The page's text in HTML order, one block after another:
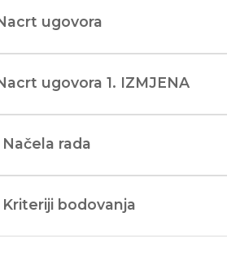
ugovora
ugovora 1. IZMJENA
rada
Kriteriji bodovanja